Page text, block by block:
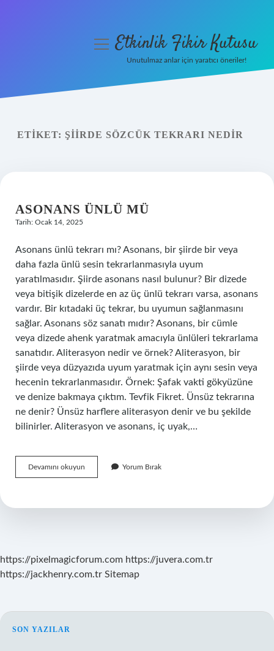
Yasal Uyarı
menüyüEtkinlik Fikir Kutusu
Unutulmaz anlar için yaratıcı öneriler!
ETIKET: ŞIIRDE SÖZCÜK TEKRARI NEDIR
ASONANS ÜNLÜ MÜ
Tarih: Ocak 14, 2025
Asonans ünlü tekrarı mı? Asonans, bir şiirde bir veya
daha fazla ünlü sesin tekrarlanmasıyla uyum
yaratılmasıdır. Şiirde asonans nasıl bulunur? Bir dizede
veya bitişik dizelerde en az üç ünlü tekrarı varsa, asonans
vardır. Bir kıtadaki üç tekrar, bu uyumun sağlanmasını
sağlar. Asonans söz sanatı mıdır? Asonans, bir cümle
veya dizede ahenk yaratmak amacıyla ünlüleri tekrarlama
sanatıdır. Aliterasyon nedir ve örnek? Aliterasyon, bir
şiirde veya düzyazıda uyum yaratmak için aynı sesin veya
hecenin tekrarlanmasıdır. Örnek: Şafak vakti gökyüzüne
ve denize bakmaya çıktım. Tevfik Fikret. Ünsüz tekrarına
ne denir? Ünsüz harflere aliterasyon denir ve bu şekilde
bilinirler. Aliterasyon ve asonans, iç uyak,…
Devamını okuyun Asonans
Ünlü
Yorum Bırak
https://pixelmagicforum.com https://juvera.com.tr
https://jackhenry.com.tr Sitemap
SIDEBAR
SON YAZILAR